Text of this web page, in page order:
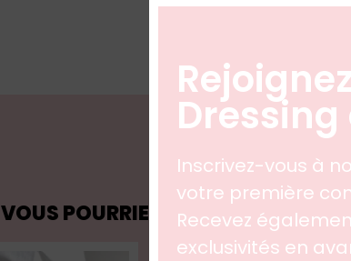
VOUS POURRIEZ AUSSI AIMER
Inscrivez-vous à
votre première
Recevez
exclusivités en